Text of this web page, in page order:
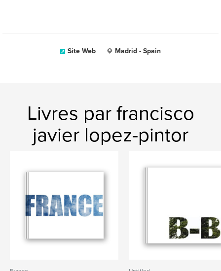
Site Web Madrid - Spain
Livres par francisco
javier lopez-pintor